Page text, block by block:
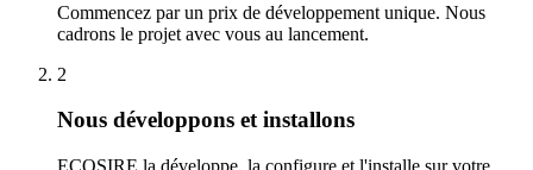
Commencez par un prix de développement unique. Nous
cadrons le projet avec vous au lancement.
2
Nous développons et installons